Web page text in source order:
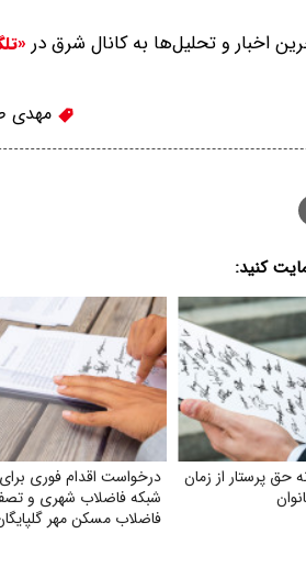
اخبار و تحلیل‌ها به کانال شرق در
مهدی
کنید:
حق پرستار از زمان
درخواست اقدام فوری
شبکه فاضلاب شهری و
فاضلاب مسکن مهر